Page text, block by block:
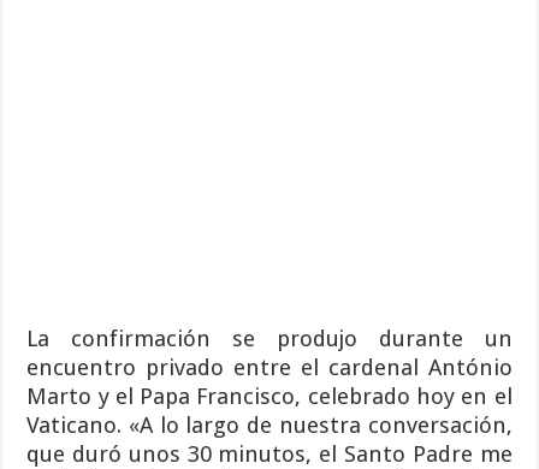
La confirmación se produjo durante un
encuentro privado entre el cardenal António
Marto y el Papa Francisco, celebrado hoy en el
Vaticano. «A lo largo de nuestra conversación,
que duró unos 30 minutos, el Santo Padre me